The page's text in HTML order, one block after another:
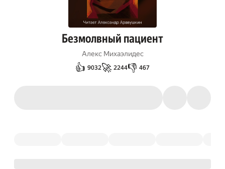
Безмолвный пациент
Алекс Михаэлидес
👍 9032🚀 2244👎 467